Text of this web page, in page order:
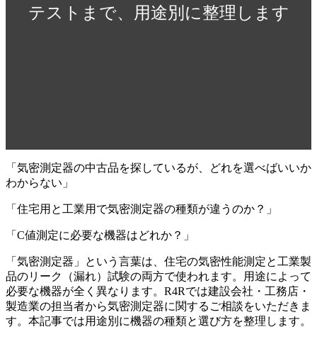
テストまで、用途別に整理します
「気密測定器の中古品を探しているが、どれを選べばいいか
わからない」
「住宅用と工業用で気密測定器の種類が違うのか？」
「C値測定に必要な機器はどれか？」
「気密測定器」という言葉は、住宅の気密性能測定と工業製
品のリーク（漏れ）試験の両方で使われます。用途によって
必要な機器が全く異なります。R4Rでは建設会社・工務店・
製造業の担当者から気密測定器に関するご相談をいただきま
す。本記事では用途別に機器の種類と選び方を整理します。